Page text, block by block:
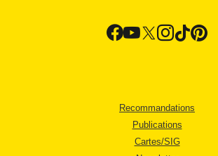
Recommandations
Publications
Cartes/SIG